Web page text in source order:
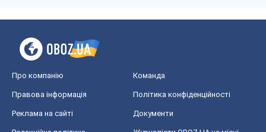
Про компанію Команда
Правова інформація Політика конфіденційності
Реклама на сайті Документи